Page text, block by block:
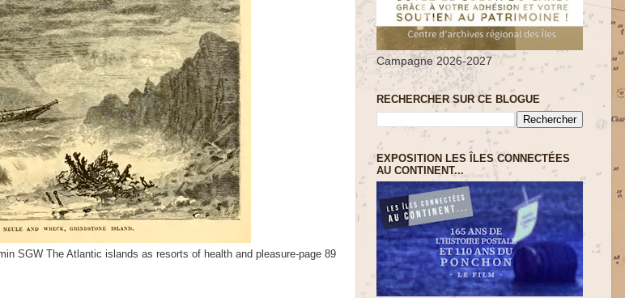
SGW The Atlantic islands as resorts of health and pleasure-page 89
Campagne 2026-2027
RECHERCHER SUR CE BLOGUE
EXPOSITION LES ÎLES CONNECTÉES
AU CONTINENT...